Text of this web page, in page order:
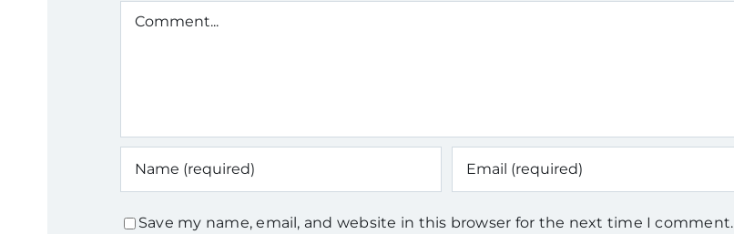
Comment
Save my name, email, and website in this browser for the next time I comment.